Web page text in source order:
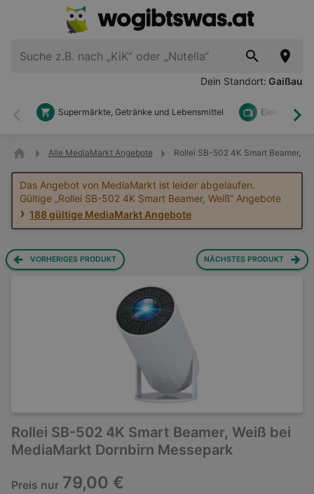
Dein Standort: Gaißau
Zurück
Supermärkte, Getränke und Lebensmittel Elektronik
Alle MediaMarkt Angebote Rollei SB-502 4K Smart Beamer,
Das Angebot von MediaMarkt ist leider abgelaufen.
Gültige „Rollei SB-502 4K Smart Beamer, Weiß“ Angebote
188 gültige MediaMarkt Angebote
VORHERIGES PRODUKT NÄCHSTES PRODUKT
Rollei SB-502 4K Smart Beamer, Weiß bei
MediaMarkt Dornbirn Messepark
Preis nur 79,00 €